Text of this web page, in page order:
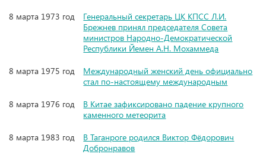
8 марта 1973 год
Генеральный секретарь ЦК КПСС Л.И.
Брежнев принял председателя Совета
министров Народно-Демократической
Республики Йемен А.Н. Мохаммеда
8 марта 1975 год
Международный женский день официально
стал по-настоящему международным
8 марта 1976 год
В Китае зафиксировано падение крупного
каменного метеорита
8 марта 1983 год
В Таганроге родился Виктор Фёдорович
Добронравов